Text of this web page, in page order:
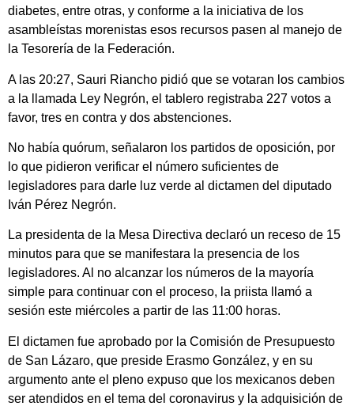
diabetes, entre otras, y conforme a la iniciativa de los
asambleístas morenistas esos recursos pasen al manejo de
la Tesorería de la Federación.
A las 20:27, Sauri Riancho pidió que se votaran los cambios
a la llamada Ley Negrón, el tablero registraba 227 votos a
favor, tres en contra y dos abstenciones.
No había quórum, señalaron los partidos de oposición, por
lo que pidieron verificar el número suficientes de
legisladores para darle luz verde al dictamen del diputado
Iván Pérez Negrón.
La presidenta de la Mesa Directiva declaró un receso de 15
minutos para que se manifestara la presencia de los
legisladores. Al no alcanzar los números de la mayoría
simple para continuar con el proceso, la priista llamó a
sesión este miércoles a partir de las 11:00 horas.
El dictamen fue aprobado por la Comisión de Presupuesto
de San Lázaro, que preside Erasmo González, y en su
argumento ante el pleno expuso que los mexicanos deben
ser atendidos en el tema del coronavirus y la adquisición de